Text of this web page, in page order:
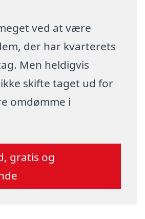
ved at være
der har kvarterets
Men heldigvis
skifte taget ud for
omdømme i
gratis og